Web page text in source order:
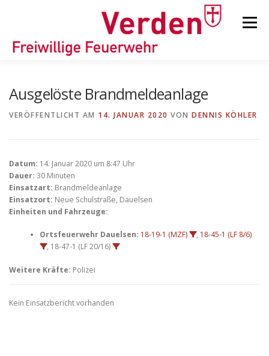
Menü
KINDER-/JUGENDFEUERWEHR
Ausgelöste Brandmeldeanlage
VERÖFFENTLICHT AM 14. JANUAR 2020 VON DENNIS KÖHLER
Datum: 14. Januar 2020 um 8:47 Uhr
Dauer: 30 Minuten
Einsatzart: Brandmeldeanlage
Einsatzort: Neue Schulstraße, Dauelsen
Einheiten und Fahrzeuge:
Ortsfeuerwehr Dauelsen: 18-19-1 (MZF) , 18-45-1 (LF 8/6)
, 18-47-1 (LF 20/16)
Weitere Kräfte: Polizei
Kein Einsatzbericht vorhanden